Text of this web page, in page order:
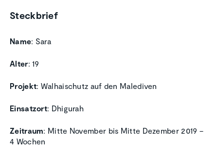
Steckbrief
Name: Sara
Alter: 19
Projekt: Walhaischutz auf den Malediven
Einsatzort: Dhigurah
Zeitraum: Mitte November bis Mitte Dezember 2019 –
4 Wochen